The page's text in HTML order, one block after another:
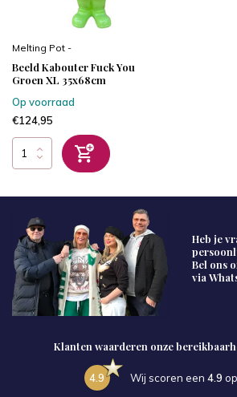
Melting Pot -
Beeld Kabouter Fuck You
Groen XL 35x68cm
Op voorraad
€124,95
Heb je
Bel ons
via
Klanten waarderen onze
4.9 Wij scoren een 4.9 op